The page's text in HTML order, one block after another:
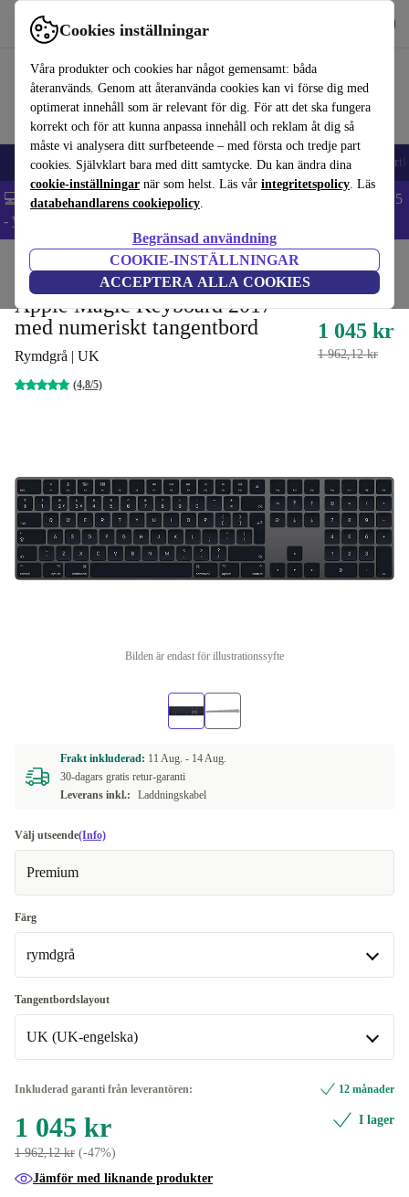
Cookies inställningar
Våra produkter och cookies har något gemensamt: båda
återanvänds. Genom att återanvända cookies kan vi förse dig med
optimerat innehåll som är relevant för dig. För att det ska fungera
korrekt och för att kunna anpassa innehåll och reklam åt dig så
måste vi analysera ditt surfbeteende – med första och tredje part
cookies. Självklart bara med ditt samtycke. Du kan ändra dina
cookie-inställningar när som helst. Läs vår integritetspolicy. Läs
databehandlarens cookiepolicy.
Begränsad användning
COOKIE-INSTÄLLNINGAR
ACCEPTERA ALLA COOKIES
Använd refurbed snabbt och enkelt
🎒 Back to school Mobiltelefoner Bärbara datorer Surfplattor
💻 Extra 5% rabatt på alla MacBooks och laptops - Code: LAPTOP5
- Villkor
Tillbehör Apple-tillbehör
Apple Magic Keyboard 2017
med numeriskt tangentbord
Rymdgrå | UK
(4,8/5)
1 045 kr
1 962,12 kr
Bilden är endast för illustrationssyfte
Frakt inkluderad: 11 Aug. - 14 Aug.
30-dagars gratis retur-garanti
Leverans inkl.:
Laddningskabel
Välj utseende(Info)
Premium
Färg
rymdgrå
rymdgrå
silver +44 kr
Tangentbordslayout
UK (UK-engelska)
UK (UK-engelska)
ES (Spansk)
IT (Italiensk)
Inkluderad garanti från leverantören: 12 månader
1 045 kr
1 962,12 kr (-47%)
I lager
Jämför med liknande produkter